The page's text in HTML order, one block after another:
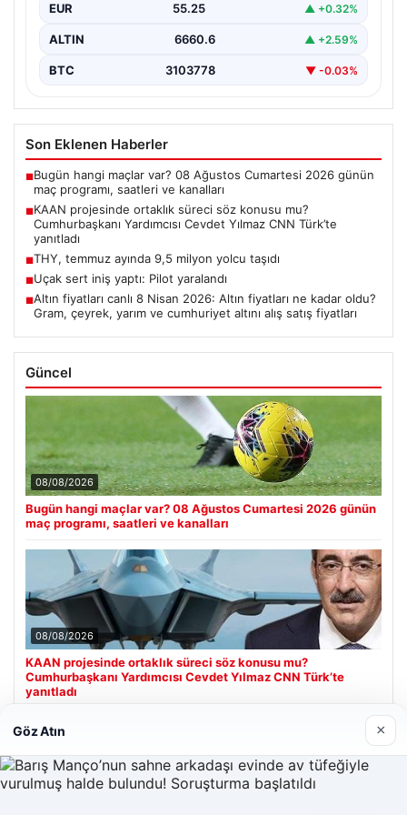
Ortak…
EUR 55.25 ▲ +0.32%
ALTIN 6660.6 ▲ +2.59%
BTC 3103778 ▼ -0.03%
Son Eklenen Haberler
■Bugün hangi maçlar var? 08 Ağustos Cumartesi 2026 günün
maç programı, saatleri ve kanalları
■KAAN projesinde ortaklık süreci söz konusu mu?
Cumhurbaşkanı Yardımcısı Cevdet Yılmaz CNN Türk’te
yanıtladı
■THY, temmuz ayında 9,5 milyon yolcu taşıdı
■Uçak sert iniş yaptı: Pilot yaralandı
■Altın fiyatları canlı 8 Nisan 2026: Altın fiyatları ne kadar oldu?
Gram, çeyrek, yarım ve cumhuriyet altını alış satış fiyatları
Güncel
08/08/2026
Bugün hangi maçlar var? 08 Ağustos Cumartesi 2026 günün
maç programı, saatleri ve kanalları
08/08/2026
KAAN projesinde ortaklık süreci söz konusu mu?
Cumhurbaşkanı Yardımcısı Cevdet Yılmaz CNN Türk’te
yanıtladı
Son Eklenen Firmalar
Göz Atın ×